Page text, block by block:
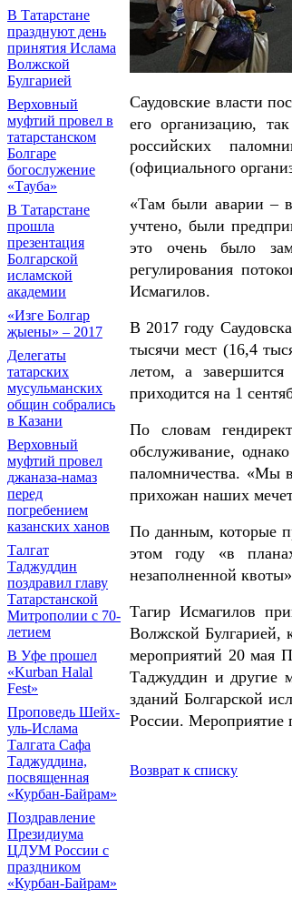
В Татарстане
празднуют день
принятия Ислама
Волжской
Булгарией
Верховный
муфтий провел в
татарстанском
Болгаре
богослужение
«Тауба»
В Татарстане
прошла
презентация
Болгарской
исламской
академии
«Изге Болгар
җыены» – 2017
Делегаты
татарских
мусульманских
общин собрались
в Казани
Верховный
муфтий провел
джаназа-намаз
перед
погребением
казанских ханов
Талгат
Таджуддин
поздравил главу
Татарстанской
Митрополии с 70-
летием
В Уфе прошел
«Kurban Halal
Fest»
Проповедь Шейх-
уль-Ислама
Талгата Сафа
Таджуддина,
посвященная
«Курбан-Байрам»
Поздравление
Президиума
ЦДУМ России с
праздником
«Курбан-Байрам»
Саудовские власти
его организацию,
российских
(официального
«Там были аварии –
учтено, были
это очень было
регулирования
Исмагилов.
В 2017 году
тысячи мест (16,4
летом, а
приходится на 1
По словам
обслуживание,
паломничества. «Мы
прихожан наших
По данным, которые
этом году «в
незаполненной
Тагир Исмагилов
Волжской Булгарией,
мероприятий 20 мая
Таджуддин и другие
зданий Болгарской
России. Мероприятие
Возврат к списку